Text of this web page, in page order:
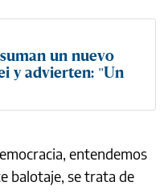
un nuevo
y advierten: "Un
entendemos
balotaje, se trata de